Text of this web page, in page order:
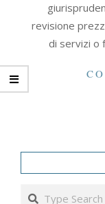
revisione
di servizi o
Search